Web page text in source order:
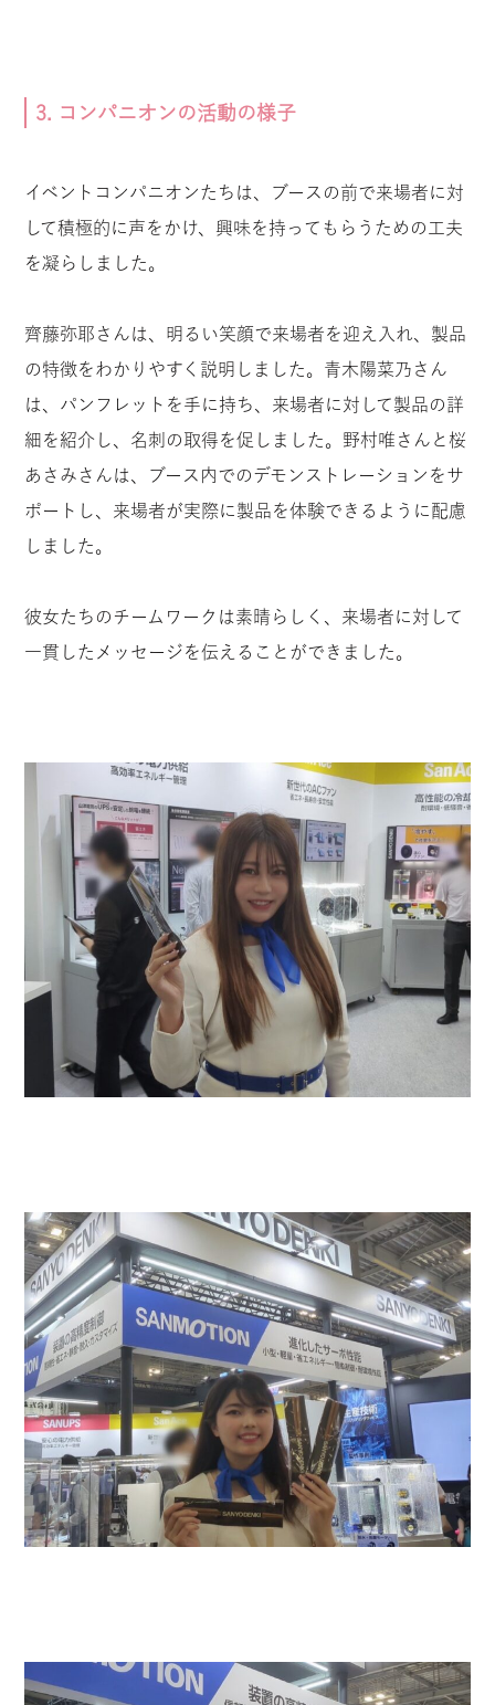
3. コンパニオンの活動の様子
イベントコンパニオンたちは、ブースの前で来場者に対
して積極的に声をかけ、興味を持ってもらうための工夫
を凝らしました。
齊藤弥耶さんは、明るい笑顔で来場者を迎え入れ、製品
の特徴をわかりやすく説明しました。青木陽菜乃さん
は、パンフレットを手に持ち、来場者に対して製品の詳
細を紹介し、名刺の取得を促しました。野村唯さんと桜
あさみさんは、ブース内でのデモンストレーションをサ
ポートし、来場者が実際に製品を体験できるように配慮
しました。
彼女たちのチームワークは素晴らしく、来場者に対して
一貫したメッセージを伝えることができました。